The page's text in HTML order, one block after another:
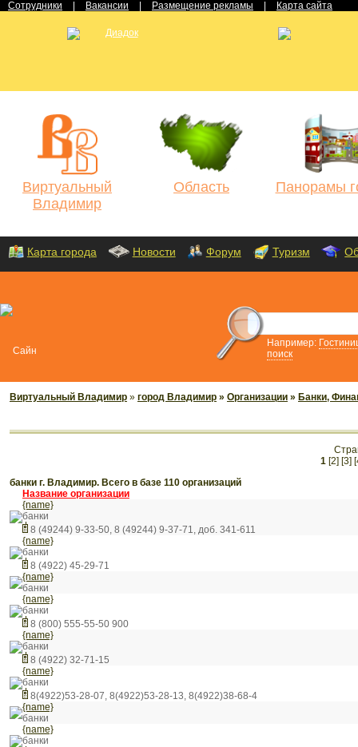
Сотрудники Вакансии Размещение рекламы Карта сайта
Виртуальный
Владимир
Область Панорамы
Карта города Новости Форум Туризм
Например:
поиск
Виртуальный Владимир » город Владимир » Организации » Банки,
1 [2] [3]
банки г. Владимир. Всего в базе 110 организаций
Название организации
{name}
банки
8 (49244) 9-33-50, 8 (49244) 9-37-71, доб. 341-611
{name}
банки
8 (4922) 45-29-71
{name}
банки
{name}
банки
8 (800) 555-55-50 900
{name}
банки
8 (4922) 32-71-15
{name}
банки
8(4922)53-28-07, 8(4922)53-28-13, 8(4922)38-68-4
{name}
банки
{name}
банки